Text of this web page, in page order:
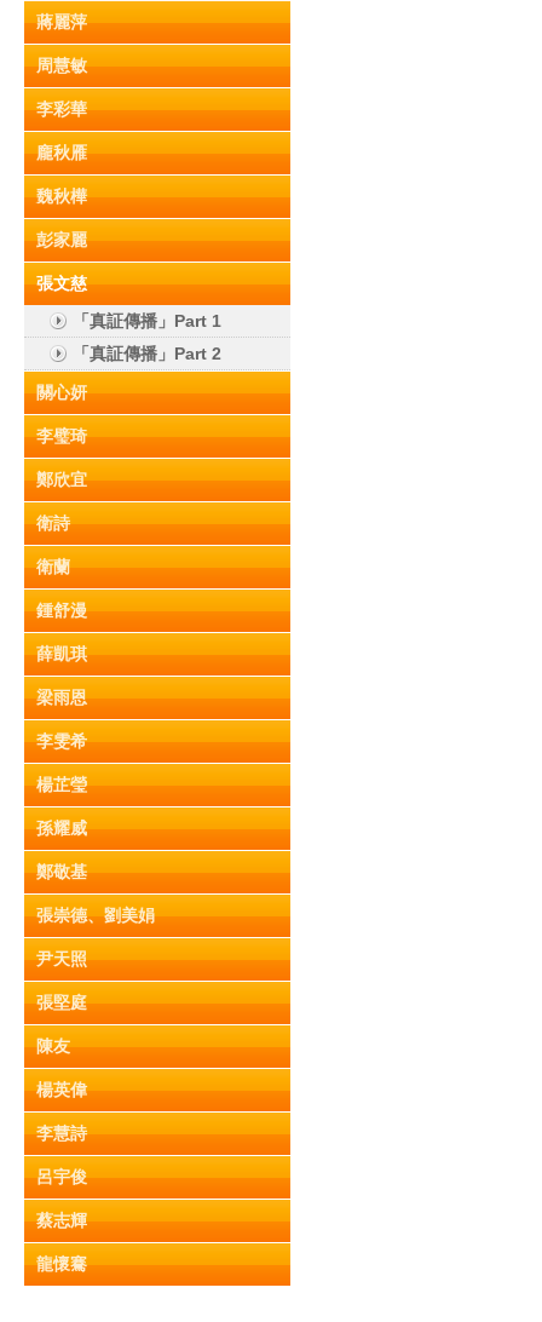
蔣麗萍
周慧敏
李彩華
龐秋雁
魏秋樺
彭家麗
張文慈
「真証傳播」Part 1
「真証傳播」Part 2
關心妍
李璧琦
鄭欣宜
衛詩
衛蘭
鍾舒漫
薛凱琪
梁雨恩
李雯希
楊芷瑩
孫耀威
鄭敬基
張崇德、劉美娟
尹天照
張堅庭
陳友
楊英偉
李慧詩
呂宇俊
蔡志輝
龍懷騫